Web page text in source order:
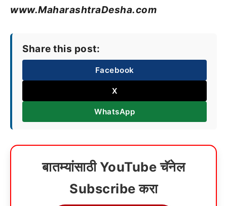
www.MaharashtraDesha.com
Share this post:
Facebook
X
WhatsApp
बातम्यांसाठी YouTube चॅनेल
Subscribe करा